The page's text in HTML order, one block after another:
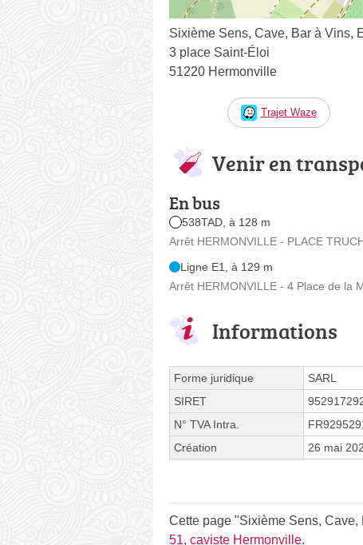
Sixième Sens, Cave, Bar à Vins,
3 place Saint-Éloi
51220 Hermonville
Trajet Waze
Venir en
En bus
538TAD, à 128 m
Arrêt HERMONVILLE - PLACE
Ligne E1, à 129 m
Arrêt HERMONVILLE - 4 Place de la
Informations
Forme juridique
SARL
SIRET
N° TVA Intra.
Création
26 mai
Cette page "Sixième Sens,
51, caviste Hermonville.